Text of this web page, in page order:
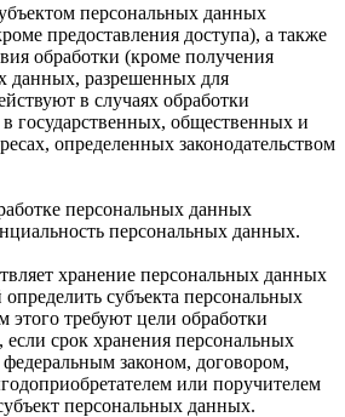
персональных данных
предоставления доступа), а также
обработки (кроме получения
данных, разрешенных для
в случаях обработки
государственных, общественных и
определенных законодательством
персональных данных
персональных данных.
хранение персональных данных
субъекта персональных
этого требуют цели обработки
срок хранения персональных
законом, договором,
или поручителем
персональных данных.